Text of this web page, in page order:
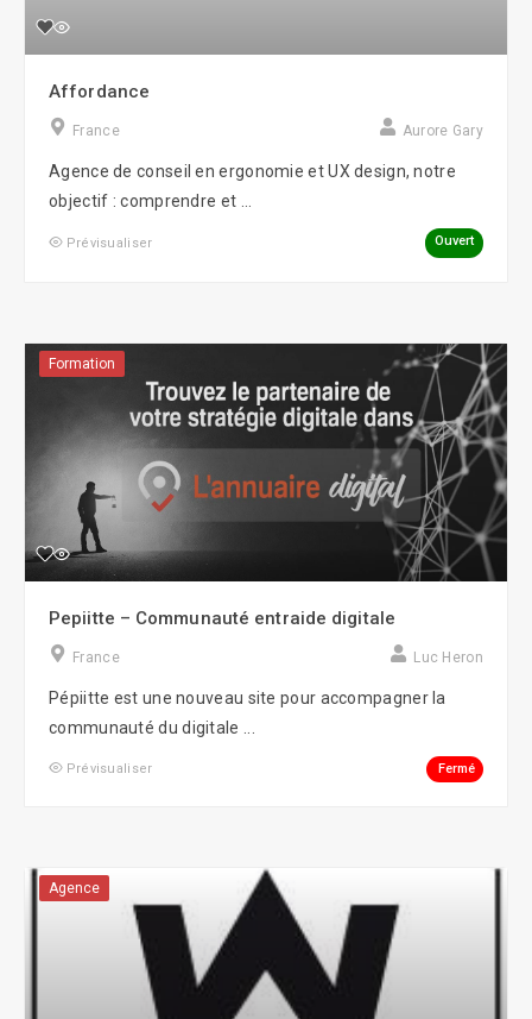
Affordance
France Aurore Gary
Agence de conseil en ergonomie et UX design, notre
objectif : comprendre et ...
Prévisualiser Ouvert
Formation
Pepiitte – Communauté entraide digitale
France Luc Heron
Pépiitte est une nouveau site pour accompagner la
communauté du digitale ...
Prévisualiser Fermé
Agence